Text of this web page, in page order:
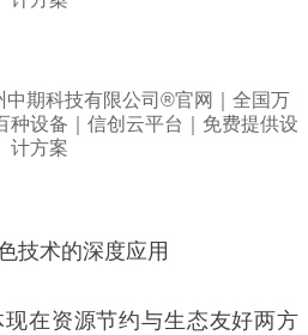
技术的深度应用
在资源节约与生态友好两方